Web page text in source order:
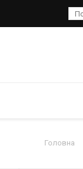
Головна